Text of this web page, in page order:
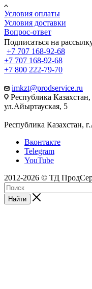
Условия оплаты
Условия доставки
Вопрос-ответ
Подписаться на
+7 707 168-92-68
+7 707 168-92-68
+7 800 222-79-70
imkzt@prodservice.ru
Республика
ул.Айыртауская, 5
Республика Казахстан,
Вконтакте
Telegram
YouTube
2012-2026 © ТД
Найти